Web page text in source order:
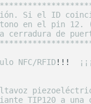
Si el ID
en el pin 12.
de
NFC/RFID!!!
TIP120 a una